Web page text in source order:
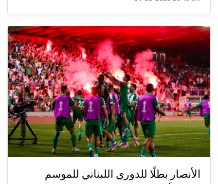
الأنصار بطلًا للدوري اللبناني للموسم